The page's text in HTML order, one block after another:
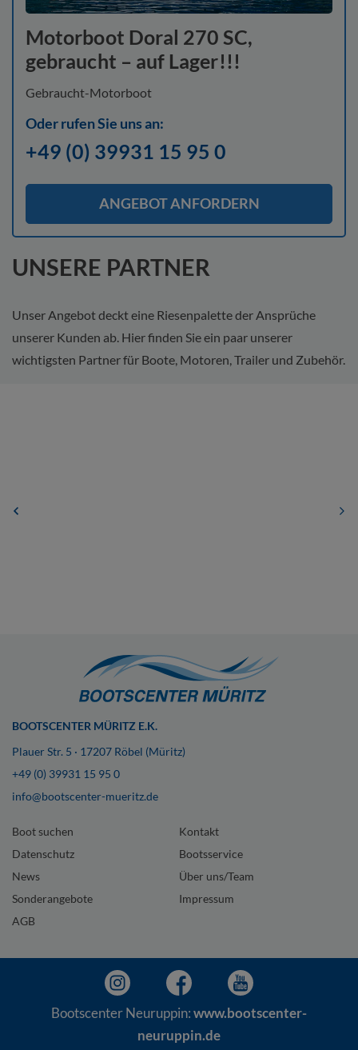
Motorboot Doral 270 SC,
gebraucht – auf Lager!!!
Gebraucht-Motorboot
Oder rufen Sie uns an:
+49 (0) 39931 15 95 0
ANGEBOT ANFORDERN
UNSERE PARTNER
Unser Angebot deckt eine Riesenpalette der Ansprüche
unserer Kunden ab. Hier finden Sie ein paar unserer
wichtigsten Partner für Boote, Motoren, Trailer und Zubehör.
BOOTSCENTER MÜRITZ E.K.
Plauer Str. 5 · 17207 Röbel (Müritz)
+49 (0) 39931 15 95 0
info@bootscenter-mueritz.de
Boot suchen
Kontakt
Datenschutz
Bootsservice
News
Über uns/Team
Sonderangebote
Impressum
AGB
Bootscenter Neuruppin:www.bootscenter-
neuruppin.de